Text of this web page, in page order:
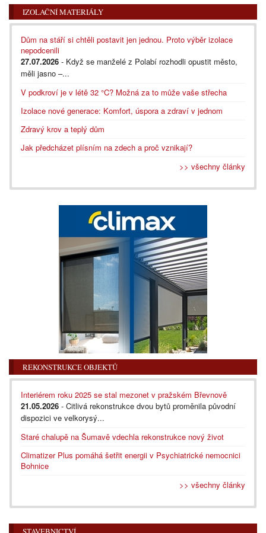
IZOLAČNÍ MATERIÁLY
Dům na stáří si chtěli postavit jen jednou. Proto výběr izolace
nepodcenili
27.07.2026 - Když se manželé z Polabí rozhodli opustit město,
měli jasno –...
V podkroví je v létě 32 °C? Možná za to může vaše střecha
Izolace nové generace: Komfort, úspora a zdraví v jednom
Zdravý krov a teplý dům
Jak předcházet plísním na zdech a proč vznikají?
>> všechny články
REKONSTRUKCE OBJEKTŮ
Interiérem roku 2025 se stal mezonet v pražském Břevnově
21.05.2026 - Citlivá rekonstrukce dvou bytů proměnila původní
dispozici ve velkorysý...
Staré chalupě na Šumavě vdechla rekonstrukce nový život
Climatizer Plus pomáhá šetřit energii v Psychiatrické nemocnici
Bohnice
>> všechny články